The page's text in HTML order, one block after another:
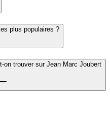
plus populaires ?
on trouver sur Jean Marc Joubert